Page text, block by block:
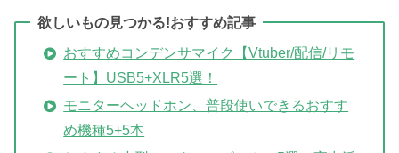
欲しいもの見つかる!おすすめ記事
おすすめコンデンサマイク【Vtuber/配信/リモ
ート】USB5+XLR5選！
モニターヘッドホン、普段使いできるおすす
め機種5+5本